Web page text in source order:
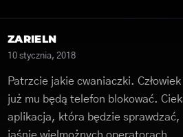
ZARIELN
10 stycznia, 2018
Patrzcie jakie cwaniaczki.
już mu będą telefon blokować.
aplikacja, która będzie sprawdzać,
jaśnie wielmożnych operatorach